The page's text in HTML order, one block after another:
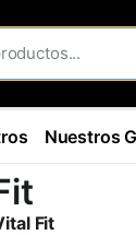
Nuestros
Fit